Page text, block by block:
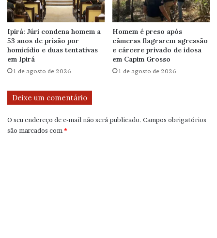
Ipirá: Júri condena homem a
53 anos de prisão por
homicídio e duas tentativas
em Ipirá
1 de agosto de 2026
Homem é preso após
câmeras flagrarem agressão
e cárcere privado de idosa
em Capim Grosso
1 de agosto de 2026
Deixe um comentário
O seu endereço de e-mail não será publicado. Campos obrigatórios
são marcados com*